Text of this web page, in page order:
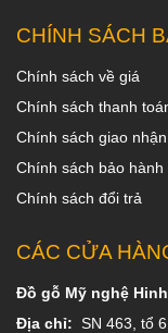
CHÍNH SÁCH
Chính sách về giá
Chính sách thanh
Chính sách giao nhận
Chính sách bảo hành
Chính sách đổi trả
CÁC CỬA
Đồ gỗ Mỹ nghệ
Địa chỉ: SN 463, tổ